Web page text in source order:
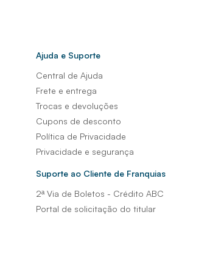
Ajuda e Suporte
Central de Ajuda
Frete e entrega
Trocas e devoluções
Cupons de desconto
Política de Privacidade
Privacidade e segurança
Suporte ao Cliente de Franquias
2ª Via de Boletos - Crédito ABC
Portal de solicitação do titular